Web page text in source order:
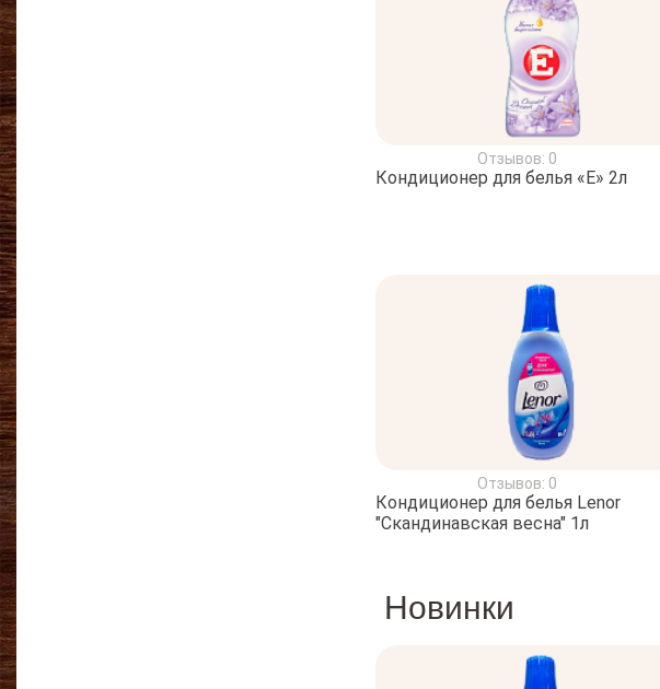
Отзывов: 0
Кондиционер для белья «Е» 2л
Отзывов: 0
Кондиционер для белья Lenor
"Скандинавская весна" 1л
Новинки